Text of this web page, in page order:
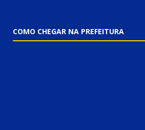
COMO CHEGAR NA PREFEITURA